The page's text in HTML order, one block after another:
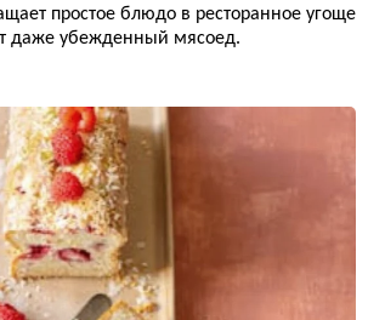
простое блюдо в ресторанное угоще
даже убежденный мясоед.